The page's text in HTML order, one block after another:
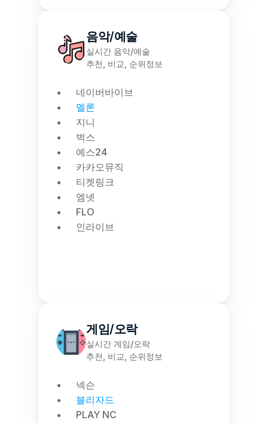
음악/예술
실시간 음악/예술
추천, 비교, 순위정보
네이버바이브
멜론
지니
벅스
예스24
카카오뮤직
티켓링크
엠넷
FLO
인라이브
게임/오락
실시간 게임/오락
추천, 비교, 순위정보
넥슨
블리자드
PLAY NC